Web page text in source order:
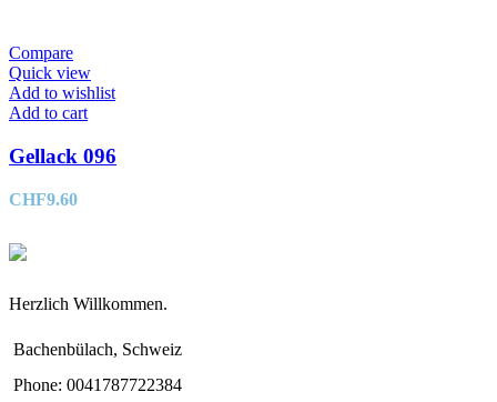
Compare
Quick view
Add to wishlist
Add to cart
Gellack 096
CHF9.60
Herzlich Willkommen.
Bachenbülach, Schweiz
Phone: 0041787722384